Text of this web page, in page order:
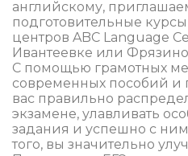
английскому,
подготовительные
центров ABC Language
Ивантеевке или
С помощью грамотных
современных пособий
вас правильно
экзамене, улавливать
задания и успешно с
того, вы значительно